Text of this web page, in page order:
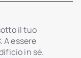
il tuo
A essere
in sé.